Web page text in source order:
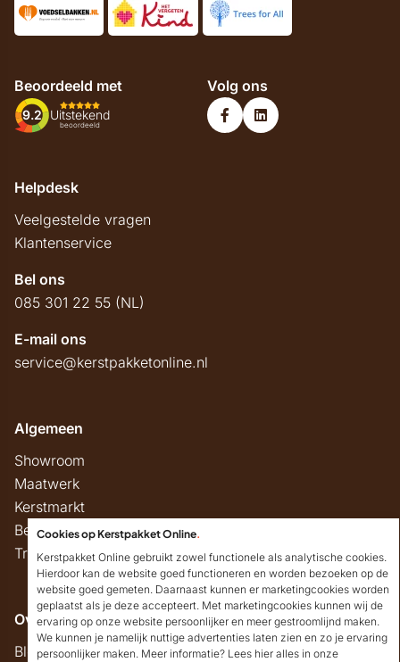
Beoordeeld met
9.2 Uitstekend
beoordeeld
Volg ons
Helpdesk
Veelgestelde vragen
Klantenservice
Bel ons
085 301 22 55 (NL)
E-mail ons
service@kerstpakketonline.nl
Algemeen
Showroom
Maatwerk
Kerstmarkt
Belastingregels
Track & Trace
Overig
Blog
Cookies op Kerstpakket Online.
Kerstpakket Online gebruikt zowel functionele als analytische cookies.
Hierdoor kan de website goed functioneren en worden bezoeken op de
website goed gemeten. Daarnaast kunnen er marketingcookies worden
geplaatst als je deze accepteert. Met marketingcookies kunnen wij de
ervaring op onze website persoonlijker en meer gestroomlijnd maken.
We kunnen je namelijk nuttige advertenties laten zien en zo je ervaring
persoonlijker maken. Meer informatie? Lees hier alles in onze